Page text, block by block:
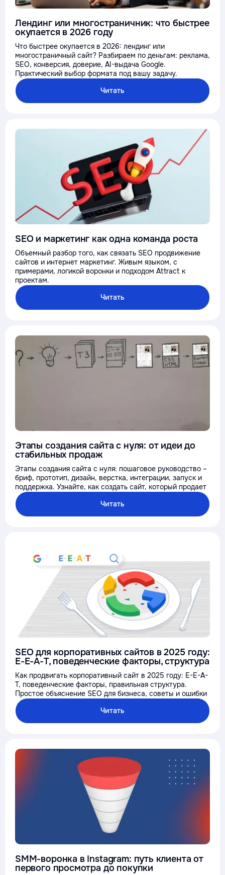
Лендинг или многостраничник: что быстрее
окупается в 2026 году
Что быстрее окупается в 2026: лендинг или
многостраничный сайт? Разбираем по деньгам: реклама,
SEO, конверсия, доверие, AI-выдача Google.
Практический выбор формата под вашу задачу.
Читать
SEO и маркетинг как одна команда роста
Объемный разбор того, как связать SEO продвижение
сайтов и интернет маркетинг. Живым языком, с
примерами, логикой воронки и подходом Attract к
проектам.
Читать
Этапы создания сайта с нуля: от идеи до
стабильных продаж
Этапы создания сайта с нуля: пошаговое руководство –
бриф, прототип, дизайн, верстка, интеграции, запуск и
поддержка. Узнайте, как создать сайт, который продает
Читать
SEO для корпоративных сайтов в 2025 году:
E-E-A-T, поведенческие факторы, структура
Как продвигать корпоративный сайт в 2025 году: E-E-A-
T, поведенческие факторы, правильная структура.
Простое объяснение SEO для бизнеса, советы и ошибки
Читать
SMM-воронка в Instagram: путь клиента от
первого просмотра до покупки